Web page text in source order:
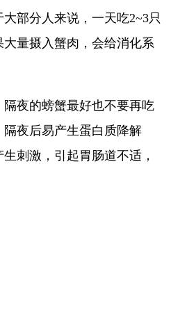
部分人来说，一天吃2~3只
量摄入蟹肉，会给消化系
夜的螃蟹最好也不要再吃
夜后易产生蛋白质降解
刺激，引起胃肠道不适，